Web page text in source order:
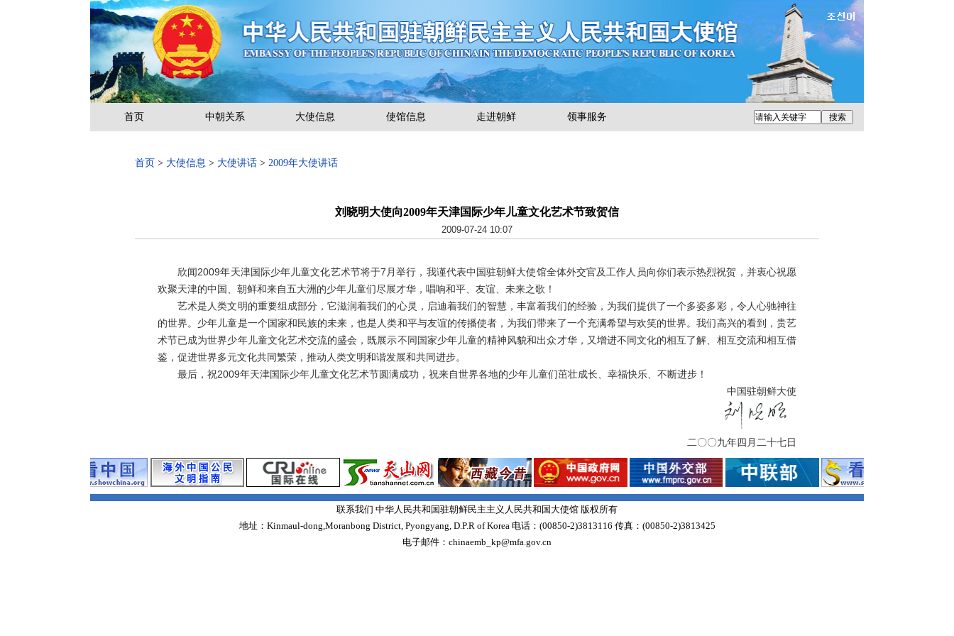
首页 中朝关系 大使信息 使馆信息 走进朝鲜 领事服务
首页 > 大使信息 > 大使讲话 > 2009年大使讲话
刘晓明大使向2009年天津国际少年儿童文化艺术节致贺信
2009-07-24 10:07
欣闻2009年天津国际少年儿童文化艺术节将于7月举行，我谨代表中国驻朝鲜大使馆全体外交官及工作人员向你们表示热烈祝贺，并衷心祝愿
欢聚天津的中国、朝鲜和来自五大洲的少年儿童们尽展才华，唱响和平、友谊、未来之歌！
艺术是人类文明的重要组成部分，它滋润着我们的心灵，启迪着我们的智慧，丰富着我们的经验，为我们提供了一个多姿多彩，令人心驰神往
的世界。少年儿童是一个国家和民族的未来，也是人类和平与友谊的传播使者，为我们带来了一个充满希望与欢笑的世界。我们高兴的看到，贵艺
术节已成为世界少年儿童文化艺术交流的盛会，既展示不同国家少年儿童的精神风貌和出众才华，又增进不同文化的相互了解、相互交流和相互借
鉴，促进世界多元文化共同繁荣，推动人类文明和谐发展和共同进步。
最后，祝2009年天津国际少年儿童文化艺术节圆满成功，祝来自世界各地的少年儿童们茁壮成长、幸福快乐、不断进步！
中国驻朝鲜大使
二〇〇九年四月二十七日
联系我们 中华人民共和国驻朝鲜民主主义人民共和国大使馆 版权所有
地址：Kinmaul-dong,Moranbong District, Pyongyang, D.P.R of Korea 电话：(00850-2)3813116 传真：(00850-2)3813425
电子邮件：chinaemb_kp@mfa.gov.cn